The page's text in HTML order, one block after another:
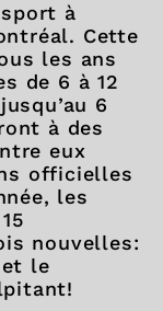
à
Cette
les ans
de 6 à 12
6
à des
eux
officielles
les
nouvelles:
le